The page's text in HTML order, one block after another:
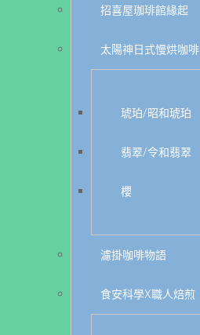
招喜屋珈琲館緣起
太陽神日式慢烘咖啡
琥珀/昭和琥珀
翡翠/令和翡翠
櫻
濾掛咖啡物語
食安科學X職人焙煎